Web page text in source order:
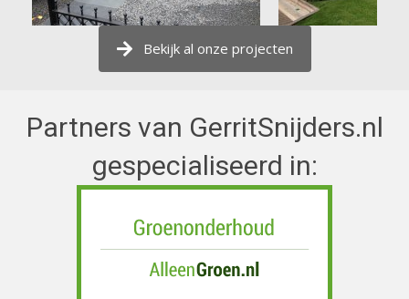
Bekijk al onze projecten
Partners van GerritSnijders.nl
gespecialiseerd in: